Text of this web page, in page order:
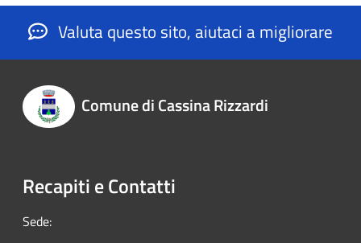
Valuta questo sito, aiutaci a migliorare
Comune di Cassina Rizzardi
Recapiti e Contatti
Sede: